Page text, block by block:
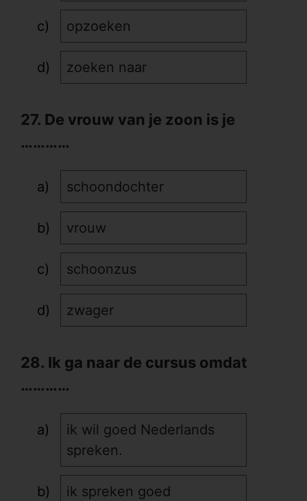
opzoeken
zoeken naar
27. De vrouw van je zoon is je
…………
schoondochter
vrouw
schoonzus
zwager
28. Ik ga naar de cursus omdat
…………
ik wil goed Nederlands
spreken.
ik spreken goed